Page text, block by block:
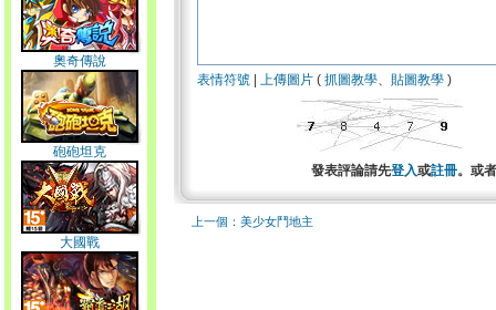
奧奇傳說
砲砲坦克
大國戰
表情符號 上傳圖片 ( 抓圖教學、 貼圖教學 )
發表評論請先登入或註冊。或
上一個：美少女鬥地主